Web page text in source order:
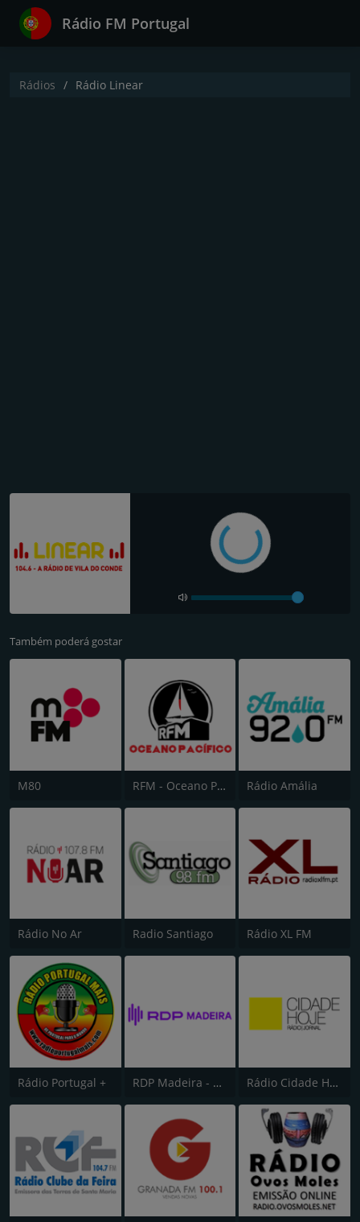
Rádio FM Portugal
Rádios Rádio Linear
Também poderá gostar
M80 RFM - Oceano Pacífico Online Rádio Amália
Rádio No Ar Radio Santiago Rádio XL FM
Rádio Portugal + RDP Madeira - Antena 3 Rádio Cidade Hoje